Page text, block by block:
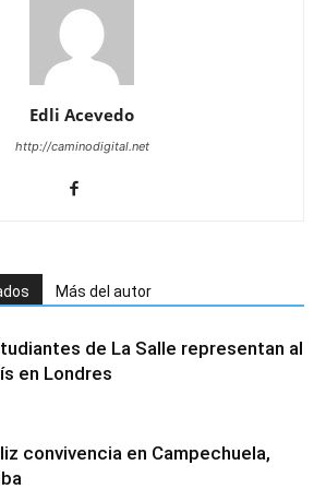
Edli Acevedo
http://caminodigital.net
Más del autor
de La Salle representan al
en Londres
convivencia en Campechuela,